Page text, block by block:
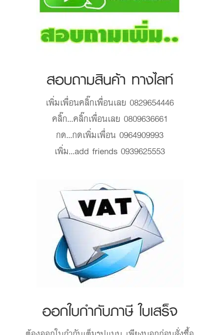
สอบถามสินค้า ทางไลท์
เพิ่มเพื่อนคลิ๊กเพื่อนเลย 0829654446
คลิ๊ก...คลิ๊กเพื่อนเลย 0809636661
กด...กดเพิ่มเพื่อน 0964909993
เพิ่ม...add friends 0939625553
ออกใบกำกับภาษี ใบเสร็จ